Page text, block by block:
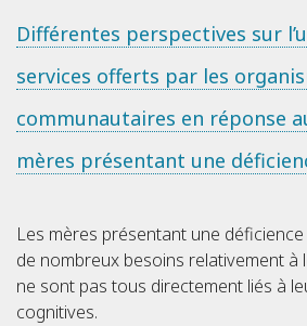
Différentes perspectives sur
services offerts par les
communautaires en réponse
mères présentant une
Les mères présentant une
de nombreux besoins relativement à
ne sont pas tous directement liés à
cognitives.